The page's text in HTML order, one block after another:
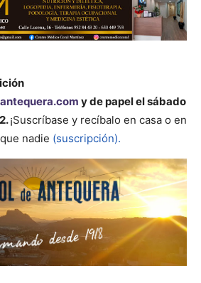
y de papel el sábado
¡Suscríbase y recíbalo en casa o en
nadie (suscripción).